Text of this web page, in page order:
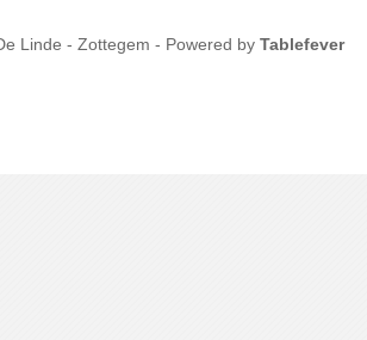
Linde - Zottegem - Powered by Tablefever